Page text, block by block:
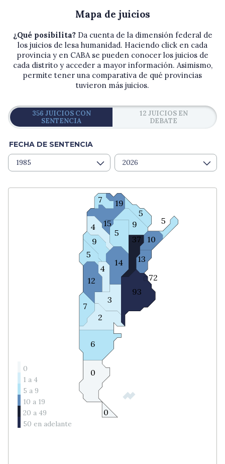
Mapa de juicios
¿Qué posibilita? Da cuenta de la dimensión federal de
los juicios de lesa humanidad. Haciendo click en cada
provincia y en CABA se pueden conocer los juicios de
cada distrito y acceder a mayor información. Asimismo,
permite tener una comparativa de qué provincias
tuvieron más juicios.
356 JUICIOS CON
SENTENCIA
12 JUICIOS EN
DEBATE
FECHA DE SENTENCIA
1985 2026
93
4 9
6
72
14
10
5
13
5
7
3
9
12
7
2
19
5
4
0
37
5
15
0
0
1 a 4
5 a 9
10 a 19
20 a 49
50 en adelante